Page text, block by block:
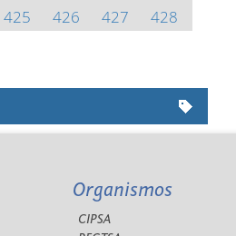
425 426 427
428
Organismos
CIPSA